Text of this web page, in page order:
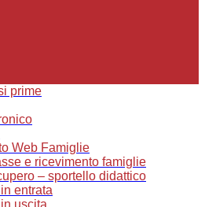
prime
Web Famiglie
e ricevimento famiglie
– sportello didattico
entrata